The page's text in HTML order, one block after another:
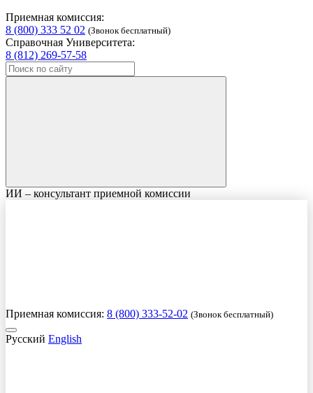
Приемная комиссия:
8 (800) 333 52 02 (Звонок бесплатный)
Справочная Университета:
8 (812) 269-57-58
ИИ – консультант приемной комиссии
Приемная комиссия: 8 (800) 333-52-02 (Звонок бесплатный)
Русский English